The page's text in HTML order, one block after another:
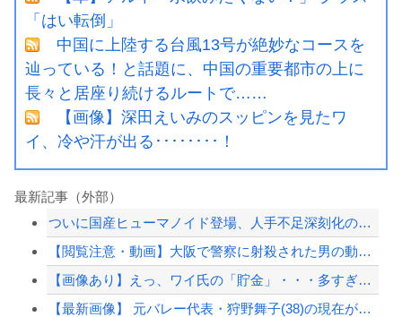
「はい転倒」
中国に上陸する台風13号が絶妙なコースを
辿っている！と話題に、中国の重要都市の上に
長々と居座り続けるルートで……
【画像】深田えいみのスッピンを見たワ
イ、冷や汗が出る････････！
最新記事（外部）
ついに国産ヒューマノイド登場、人手不足深刻化の医療・製造現場などでの活用想定！
【閲覧注意・動画】大阪で警察に射殺された男の動画、エグい 撃たれてから叫びながら...
【画像あり】えっ、ワイ氏の「貯金」・・・多すぎ・・・？
【最新画像】 元バレー代表・狩野舞子(38)の現在がいくらなんでも即ハボすぎる！